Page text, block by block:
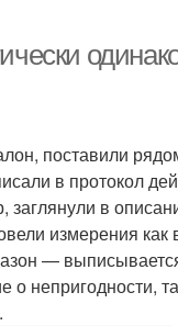
поставили
в протокол
в
измерения как
—
непригодности,